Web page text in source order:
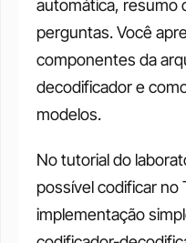
automática, resumo
perguntas. Você
componentes da
decodificador e
modelos.
No tutorial do
possível codificar no
implementação